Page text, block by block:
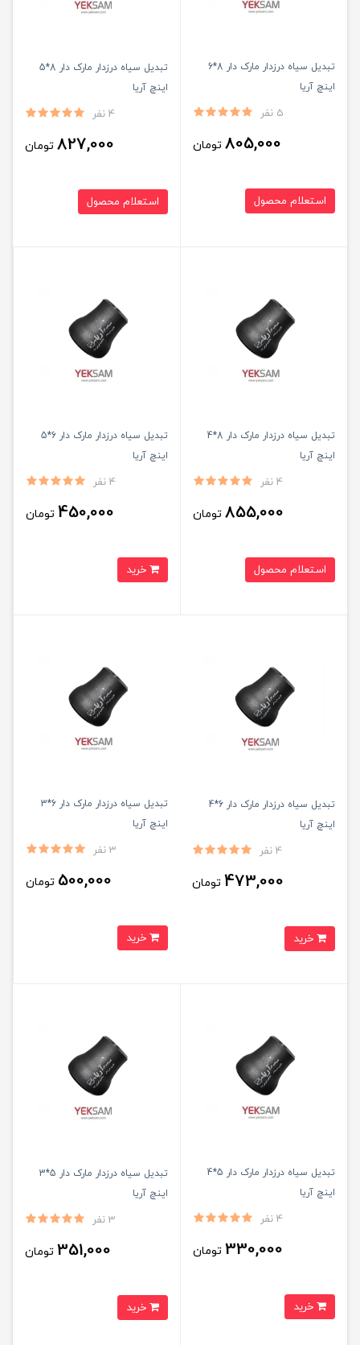
تبدیل سیاه درزدار مارک دار 8*6
اینچ آریا
5 نفر
805,000 تومان
استعلام محصول
تبدیل سیاه درزدار مارک دار 8*5
اینچ آریا
4 نفر
827,000 تومان
استعلام محصول
تبدیل سیاه درزدار مارک دار 8*4
اینچ آریا
4 نفر
855,000 تومان
استعلام محصول
تبدیل سیاه درزدار مارک دار 6*5
اینچ آریا
4 نفر
450,000 تومان
تبدیل سیاه درزدار مارک دار 6*4
اینچ آریا
4 نفر
473,000 تومان
تبدیل سیاه درزدار مارک دار 6*3
اینچ آریا
3 نفر
500,000 تومان
تبدیل سیاه درزدار مارک دار 5*4
اینچ آریا
4 نفر
330,000 تومان
تبدیل سیاه درزدار مارک دار 5*3
اینچ آریا
3 نفر
351,000 تومان